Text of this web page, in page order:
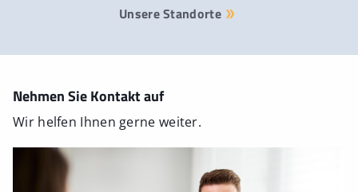
Unsere Standorte
Nehmen Sie Kontakt auf
Wir helfen Ihnen gerne weiter.